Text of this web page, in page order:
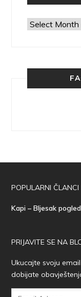
Arhiva
POPULARNI ČLANCI
Kapi – Bljesak
PRIJAVITE SE NA
Ukucajte svoju
dobijate